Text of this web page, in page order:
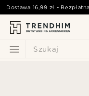
Szukaj
Dostawa 16,99 zł -